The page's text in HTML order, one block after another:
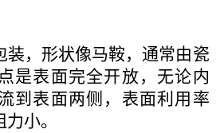
装，形状像马鞍，通常由瓷
是表面完全开放，无论内
到表面两侧，表面利用率
小。